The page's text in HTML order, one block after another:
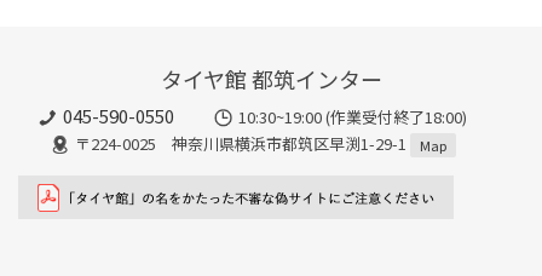
タイヤ館 都筑インター
045-590-0550
10:30~19:00 (作業受付終了18:00)
〒224-0025 神奈川県横浜市都筑区早渕1-29-1
Map